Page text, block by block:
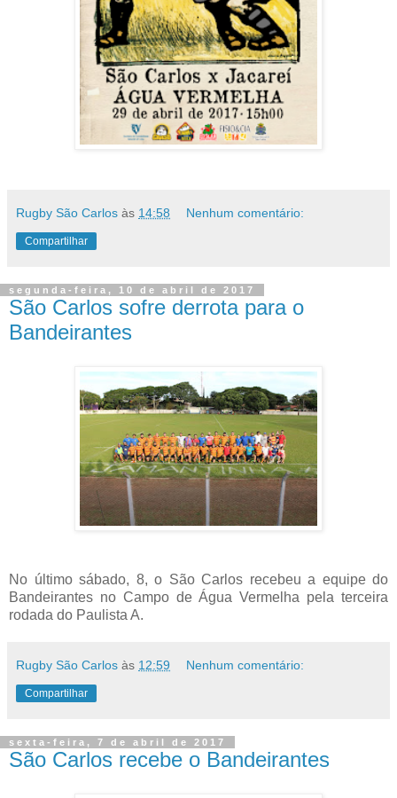
Rugby São Carlos às 14:58 Nenhum comentário:
Compartilhar
segunda-feira, 10 de abril de 2017
São Carlos sofre derrota para o
Bandeirantes
No último sábado, 8, o São Carlos recebeu a equipe do
Bandeirantes no Campo de Água Vermelha pela terceira
rodada do Paulista A.
Rugby São Carlos às 12:59 Nenhum comentário:
Compartilhar
sexta-feira, 7 de abril de 2017
São Carlos recebe o Bandeirantes